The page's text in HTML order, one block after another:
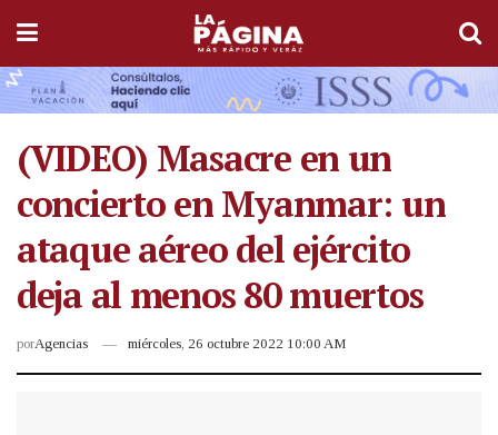
(VIDEO) Masacre en un
concierto en Myanmar: un
ataque aéreo del ejército
deja al menos 80 muertos
porAgencias miércoles, 26 octubre 2022 10:00 AM